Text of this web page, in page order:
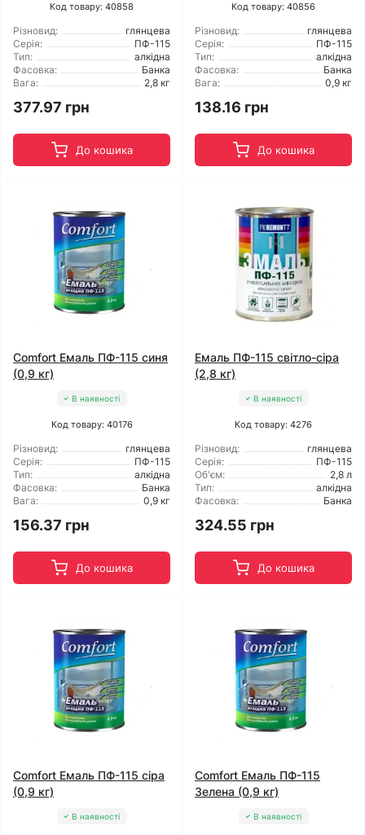
Код товару: 40858
Різновид:
глянцева
Серія:
ПФ-115
Тип:
алкідна
Фасовка:
Банка
Вага:
2,8 кг
377.97 грн
До кошика
Код товару: 40856
Різновид:
глянцева
Серія:
ПФ-115
Тип:
алкідна
Фасовка:
Банка
Вага:
0,9 кг
138.16 грн
До кошика
Comfort Емаль ПФ-115 синя
(0,9 кг)
В наявності
Код товару: 40176
Різновид:
глянцева
Серія:
ПФ-115
Тип:
алкідна
Фасовка:
Банка
Вага:
0,9 кг
156.37 грн
До кошика
Емаль ПФ-115 світло-сіра
(2,8 кг)
В наявності
Код товару: 4276
Різновид:
глянцева
Серія:
ПФ-115
Об'єм:
2,8 л
Тип:
алкідна
Фасовка:
Банка
324.55 грн
До кошика
Comfort Емаль ПФ-115 сіра
(0,9 кг)
В наявності
Comfort Емаль ПФ-115
Зелена (0,9 кг)
В наявності